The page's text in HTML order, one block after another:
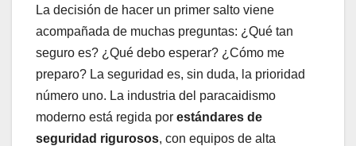
La decisión de hacer un primer salto viene
acompañada de muchas preguntas: ¿Qué tan
seguro es? ¿Qué debo esperar? ¿Cómo me
preparo? La seguridad es, sin duda, la prioridad
número uno. La industria del paracaidismo
moderno está regida por estándares de
seguridad rigurosos, con equipos de alta